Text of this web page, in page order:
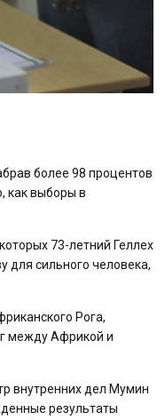
более 98 процентов
как выборы в
73-летний Геллех
для сильного человека,
Рога,
между Африкой и
внутренних дел Мумин
результаты